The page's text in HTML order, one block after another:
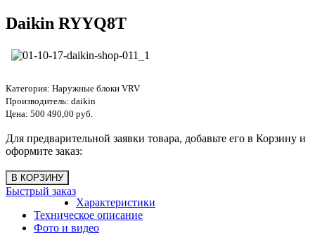
Daikin RYYQ8T
Категория: Наружные блоки VRV
Производитель: daikin
Цена: 500 490,00 руб.
Для предварительной заявки товара, добавьте его в Корзину и
оформите заказ:
Быстрый заказ
Характеристики
Техническое описание
Фото и видео